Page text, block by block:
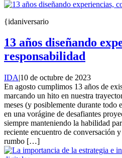
{idaniversario
13 años diseñando
responsabilidad
IDA|10 de octubre de 2023
En agosto cumplimos 13 años de
marcando un hito en nuestra
meses (y posiblemente durante todo
en una vorágine de desafiantes
siempre manteniendo la habilidad
reciente encuentro de conversación
rumbo […]